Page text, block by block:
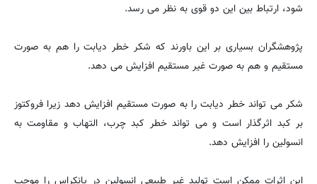
شود، ارتباط بین این دو قوی به نظر می رسد.
پژوهشگران بسیاری بر این باورند که شکر خطر دیابت را هم به صورت
مستقیم و هم به صورت غیر مستقیم افزایش می دهد.
شکر می تواند خطر دیابت را به صورت مستقیم افزایش دهد زیرا فروکتوز
بر کبد اثرگذار است و می تواند خطر کبد چرب، التهاب و مقاومت به
انسولین را افزایش دهد.